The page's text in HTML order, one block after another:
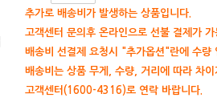
추가로 배송비가 발생하는 상품입니다.
고객센터 문의후 온라인으로 선불 결제가 가
배송비 선결제 요청시 "추가옵션"란에 수량
배송비는 상품 무게, 수량, 거리에 따라 차
고객센터(1600-4316)로 연락 바랍니다.